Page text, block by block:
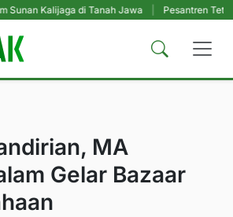
di Tanah Jawa | Pesantren Tetap
MA
Gelar Bazaar